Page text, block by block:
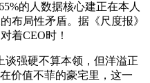
的人数据核心建正在本人
布局性矛盾。据《尺度报》
着CEO时！
强硬不算本领，但洋溢正
价值不菲的豪宅里，这一